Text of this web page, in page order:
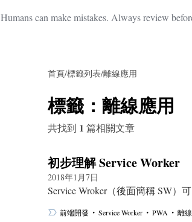
Humans can make mistakes. Always review
首頁/標籤列表/離線應用
標籤： 離線應用
共找到 1 篇相關文章
初步理解 Service Worker
2018年1月7日
Service Wroker（後面簡稱 SW）
前端開發 ・ Service Worker ・ PWA ・ 離